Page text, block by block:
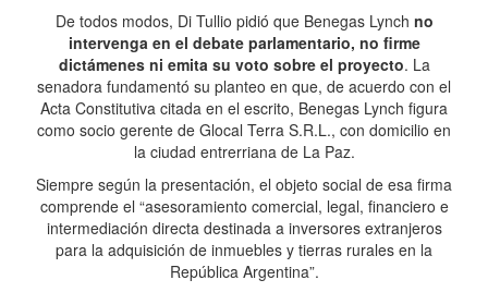
De todos modos, Di Tullio pidió que Benegas Lynch no
intervenga en el debate parlamentario, no firme
dictámenes ni emita su voto sobre el proyecto. La
senadora fundamentó su planteo en que, de acuerdo con el
Acta Constitutiva citada en el escrito, Benegas Lynch figura
como socio gerente de Glocal Terra S.R.L., con domicilio en
la ciudad entrerriana de La Paz.
Siempre según la presentación, el objeto social de esa firma
comprende el “asesoramiento comercial, legal, financiero e
intermediación directa destinada a inversores extranjeros
para la adquisición de inmuebles y tierras rurales en la
República Argentina”.